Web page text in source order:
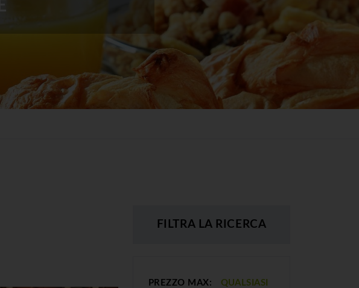
FILTRA LA RICERCA
PREZZO MAX: QUALSIASI